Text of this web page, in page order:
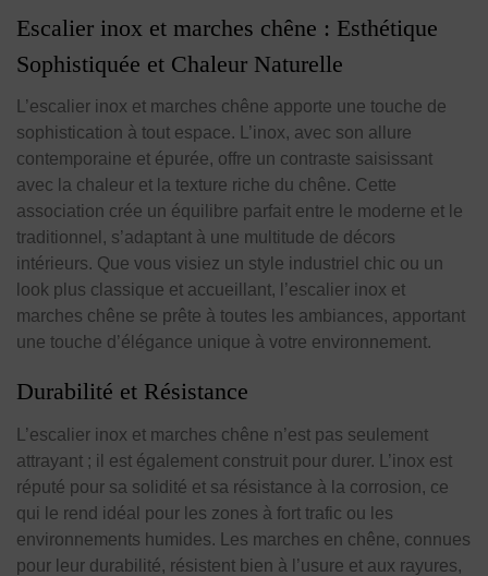
Escalier inox et marches chêne : Esthétique
Sophistiquée et Chaleur Naturelle
L’escalier inox et marches chêne apporte une touche de
sophistication à tout espace. L’inox, avec son allure
contemporaine et épurée, offre un contraste saisissant
avec la chaleur et la texture riche du chêne. Cette
association crée un équilibre parfait entre le moderne et le
traditionnel, s’adaptant à une multitude de décors
intérieurs. Que vous visiez un style industriel chic ou un
look plus classique et accueillant, l’escalier inox et
marches chêne se prête à toutes les ambiances, apportant
une touche d’élégance unique à votre environnement.
Durabilité et Résistance
L’escalier inox et marches chêne n’est pas seulement
attrayant ; il est également construit pour durer. L’inox est
réputé pour sa solidité et sa résistance à la corrosion, ce
qui le rend idéal pour les zones à fort trafic ou les
environnements humides. Les marches en chêne, connues
pour leur durabilité, résistent bien à l’usure et aux rayures,